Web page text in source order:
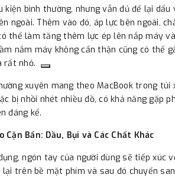
kiện bình thường, nhưng vẫn đủ để lại
ngoài. Thêm vào đó, áp lực bên ngoài,
thể làm tăng thêm lực ép lên nắp máy
nắm máy không cẩn thận cũng có thể
rất nhỏ.
xuyên mang theo MacBook trong
bị nhồi nhét nhiều đồ, có khả năng gặp
đáng kể.
Cặn Bẩn: Dầu, Bụi và Các Chất Khác
ngón tay của người dùng sẽ tiếp xúc
trên bề mặt phím và sau đó chuyển